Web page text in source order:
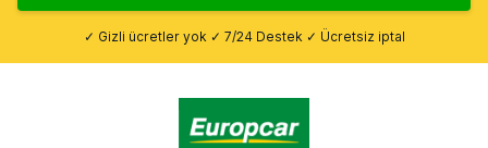
✓ Gizli ücretler yok ✓ 7/24 Destek ✓ Ücretsiz iptal